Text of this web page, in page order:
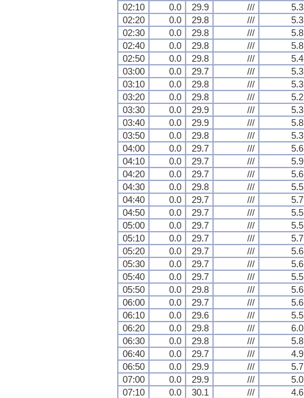
02:10
0.0 29.9 /// 5.3
02:20
0.0 29.8 /// 5.3
02:30
0.0 29.8 /// 5.8
02:40
0.0 29.8 /// 5.8
02:50
0.0 29.8 /// 5.4
03:00
0.0 29.7 /// 5.3
03:10
0.0 29.8 /// 5.3
03:20
0.0 29.8 /// 5.2
03:30
0.0 29.9 /// 5.3
03:40
0.0 29.9 /// 5.8
03:50
0.0 29.8 /// 5.3
04:00
0.0 29.7 /// 5.6
04:10
0.0 29.7 /// 5.9
04:20
0.0 29.7 /// 5.6
04:30
0.0 29.8 /// 5.5
04:40
0.0 29.7 /// 5.7
04:50
0.0 29.7 /// 5.5
05:00
0.0 29.7 /// 5.5
05:10
0.0 29.7 /// 5.7
05:20
0.0 29.7 /// 5.6
05:30
0.0 29.7 /// 5.6
05:40
0.0 29.7 /// 5.5
05:50
0.0 29.8 /// 5.6
06:00
0.0 29.7 /// 5.6
06:10
0.0 29.6 /// 5.5
06:20
0.0 29.8 /// 6.0
06:30
0.0 29.8 /// 5.8
06:40
0.0 29.7 /// 4.9
06:50
0.0 29.9 /// 5.7
07:00
0.0 29.9 /// 5.0
07:10
0.0 30.1 /// 4.6